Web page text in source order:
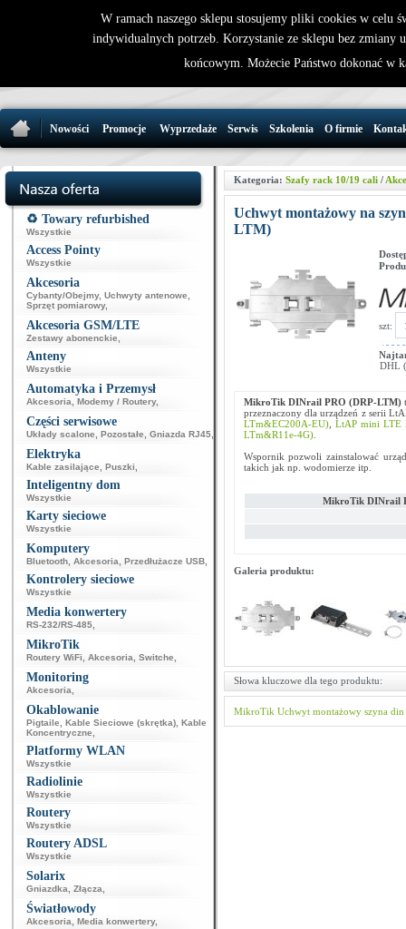
32 721 86
Nowości Promocje Wyprzedaże Serwis Szkolenia O firmie
♻️ Towary refurbished
Wszystkie
Access Pointy
Wszystkie
Akcesoria
Cybanty/Obejmy, Uchwyty antenowe
Sprzęt pomiarowy,
Akcesoria GSM/LTE
Zestawy abonenckie
Anteny
Wszystkie
Automatyka i Przemysł
Akcesoria Modemy / Routery,
Części serwisowe
Układy scalone Pozostałe Gniazda RJ45
Elektryka
Kable zasilające Puszki
Inteligentny dom
Wszystkie
Karty sieciowe
Wszystkie
Komputery
Bluetooth Akcesoria Przedłużacze USB
Kontrolery sieciowe
Wszystkie
Media konwertery
RS-232/RS-485
MikroTik
Routery WiFi Akcesoria Switche
Monitoring
Akcesoria
Okablowanie
Pigtaile Kable Sieciowe (skrętka) Kable
Koncentryczne
Platformy WLAN
Wszystkie
Radiolinie
Wszystkie
Routery
Wszystkie
Routery ADSL
Wszystkie
Solarix
Gniazdka Złącza
Światłowody
Akcesoria Media konwertery,
Kategoria: Szafy rack 10/19 cali/
Uchwyt montażowy na
LTM)
szt:
DHL
MikroTik DINrail PRO (DRP-LTM)
przeznaczony dla urządzeń z serii
LTm&EC200A-EU), LtAP mini LTE
LTm&R11e-4G).
Wspornik pozwoli zainstalować
takich jak np. wodomierze itp.
MikroTik DINrail
Galeria produktu:
Słowa kluczowe dla tego produktu:
MikroTik Uchwyt montażowy szyna din
W ramach naszego sklepu stosujemy pliki cookies w celu
indywidualnych potrzeb. Korzystanie ze sklepu bez zmiany
końcowym. Możecie Państwo dokonać w